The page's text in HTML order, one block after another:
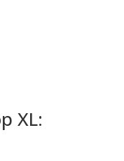
XL: